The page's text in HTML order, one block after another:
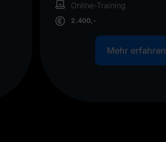
Online-Training
2.400,-
Mehr erfahren